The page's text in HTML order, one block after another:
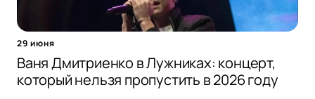
29 июня
Ваня Дмитриенко в Лужниках: концерт,
который нельзя пропустить в 2026 году